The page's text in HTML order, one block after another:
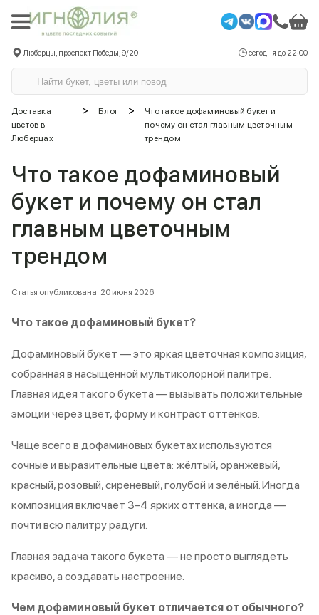
Люберцы, проспект Победы, 9/20 сегодня до 22:00
Доставка
цветов в
Люберцах
> Блог >
Что такое дофаминовый букет и
почему он стал главным цветочным
трендом
Что такое дофаминовый
букет и почему он стал
главным цветочным
трендом
Статья опубликована 20 июня 2026
Что такое дофаминовый букет?
Дофаминовый букет — это яркая цветочная композиция,
собранная в насыщенной мультиколорной палитре.
Главная идея такого букета — вызывать положительные
эмоции через цвет, форму и контраст оттенков.
Чаще всего в дофаминовых букетах используются
сочные и выразительные цвета: жёлтый, оранжевый,
красный, розовый, сиреневый, голубой и зелёный. Иногда
композиция включает 3–4 ярких оттенка, а иногда —
почти всю палитру радуги.
Главная задача такого букета — не просто выглядеть
красиво, а создавать настроение.
Чем дофаминовый букет отличается от обычного?